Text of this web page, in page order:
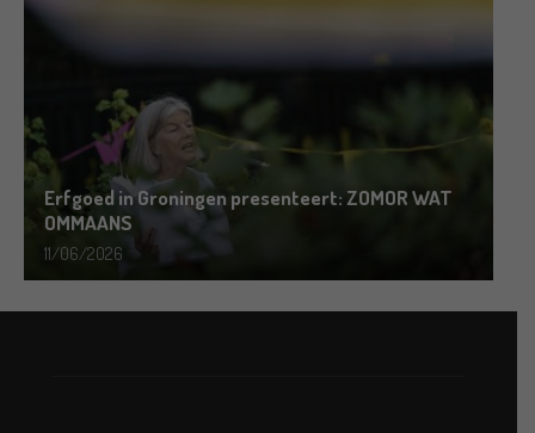
Erfgoed in Groningen presenteert: ZOMOR WAT
OMMAANS
11/06/2026